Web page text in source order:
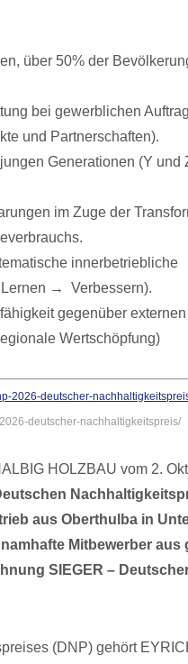
über 50% der
bei gewerblichen
und Partnerschaften).
Generationen (Y und
im Zuge der
innerbetriebliche
→ Verbessern).
gegenüber externen
Wertschöpfung)
deutscher-nachhaltigkeitspreis/
HOLZBAU vom 2.
aus Oberthulba in
Mitbewerber aus
SIEGER –
(DNP) gehört